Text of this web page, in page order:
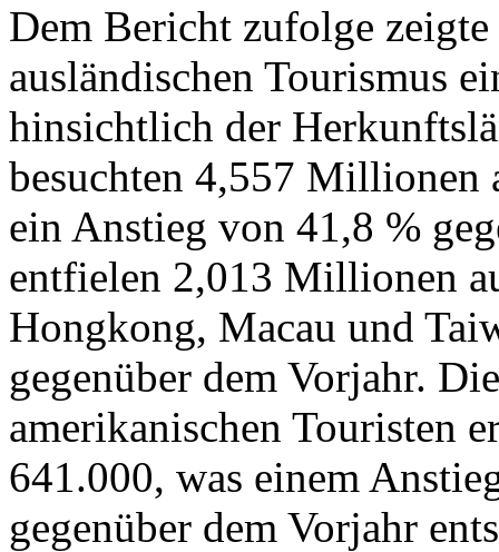
Dem Bericht zufolge
ausländischen Tourismus
hinsichtlich der
besuchten 4,557 Millionen
ein Anstieg von 41,8 %
entfielen 2,013 Millionen
Hongkong, Macau und
gegenüber dem Vorjahr.
amerikanischen Touristen
641.000, was einem
gegenüber dem Vorjahr